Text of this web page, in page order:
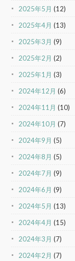
2025年5月 (12)
2025年4月 (13)
2025年3月 (9)
2025年2月 (2)
2025年1月 (3)
2024年12月 (6)
2024年11月 (10)
2024年10月 (7)
2024年9月 (5)
2024年8月 (5)
2024年7月 (9)
2024年6月 (9)
2024年5月 (13)
2024年4月 (15)
2024年3月 (7)
2024年2月 (7)